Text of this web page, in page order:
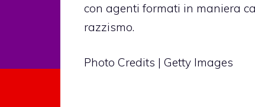
con agenti formati in maniera
razzismo.
Photo Credits | Getty Images